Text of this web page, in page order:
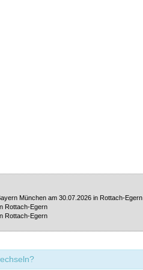
München am 30.07.2026 in Rottach-Egern
Rottach-Egern
Rottach-Egern